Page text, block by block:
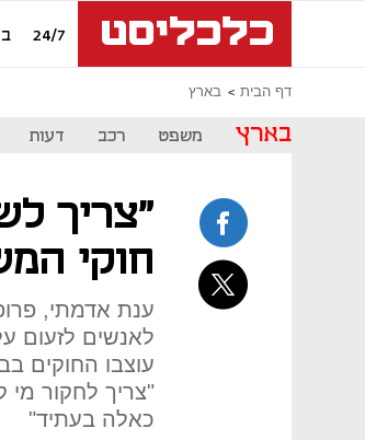
24/7
דף הבית בארץ
בארץ משפט רכב דעות
"צריך
חוקי
ענת אדמתי,
לאנשים לזעום
עוצבו החוקים
"צריך לחקור מי
כאלה בעתיד"